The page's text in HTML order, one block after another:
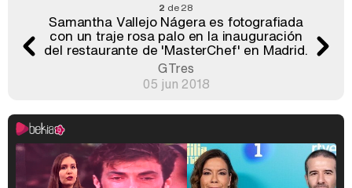
2 de 28
Samantha Vallejo Nágera es fotografiada
con un traje rosa palo en la inauguración
del restaurante de 'MasterChef' en Madrid.
GTres
05 jun 2018